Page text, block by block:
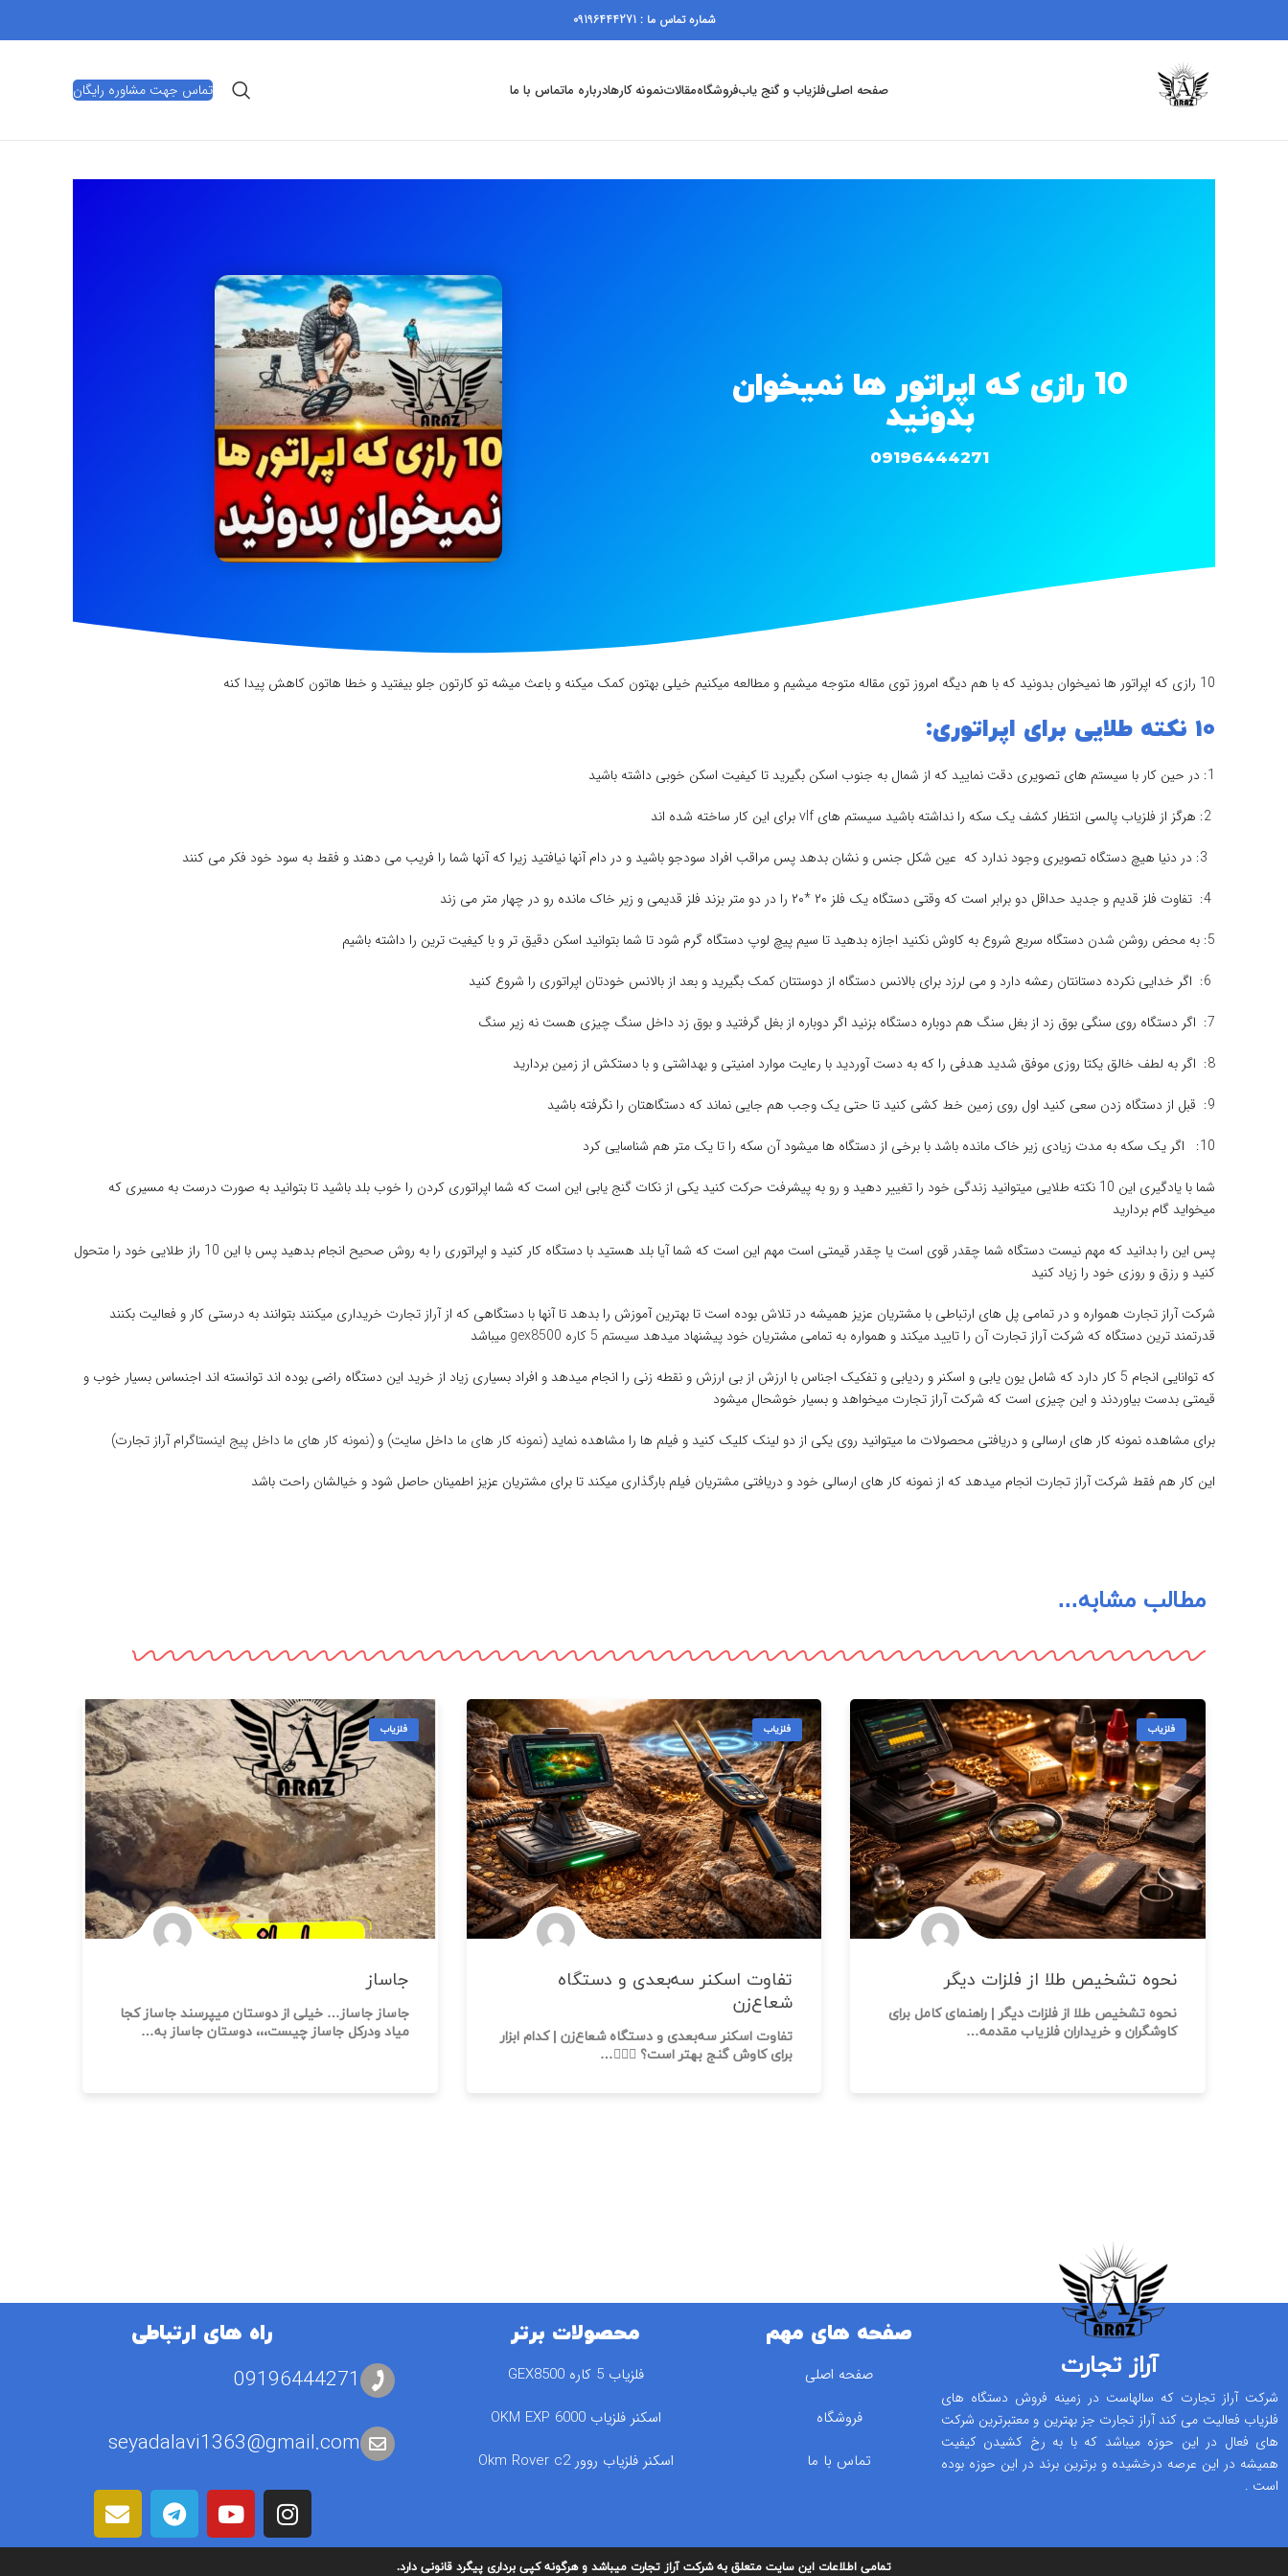
شماره تماس ما : 09196444271
صفحه اصلیفلزیاب و گنج یابفروشگاهمقالاتنمونه کارهادرباره ماتماس با ما تماس جهت مشاوره رایگان
10 رازی که اپراتور ها نمیخوان
بدونید
09196444271
10 رازی که اپراتور ها نمیخوان بدونید که با هم دیگه امروز توی مقاله متوجه میشیم و مطالعه میکنیم خیلی بهتون کمک میکنه و باعث میشه تو کارتون جلو بیفتید و خطا هاتون کاهش پیدا کنه
10 نکته طلایی برای اپراتوری:
1: در حین کار با سیستم های تصویری دقت نمایید که از شمال به جنوب اسکن بگیرید تا کیفیت اسکن خوبی داشته باشید
5: به محض روشن شدن دستگاه سریع شروع به کاوش نکنید اجازه بدهید تا سیم پیچ لوپ دستگاه گرم شود تا شما بتوانید اسکن دقیق تر و با کیفیت ترین را داشته باشیم
7: اگر دستگاه روی سنگی بوق زد از بغل سنگ هم دوباره دستگاه بزنید اگر دوباره از بغل گرفتید و بوق زد داخل سنگ چیزی هست نه زیر سنگ
8: اگر به لطف خالق یکتا روزی موفق شدید هدفی را که به دست آوردید با رعایت موارد امنیتی و بهداشتی و با دستکش از زمین بردارید
9: قبل از دستگاه زدن سعی کنید اول روی زمین خط کشی کنید تا حتی یک وجب هم جایی نماند که دستگاهتان را نگرفته باشید
10: اگر یک سکه به مدت زیادی زیر خاک مانده باشد با برخی از دستگاه ها میشود آن سکه را تا یک متر هم شناسایی کرد
شما با یادگیری این 10 نکته طلایی میتوانید زندگی خود را تغییر دهید و رو به پیشرفت حرکت کنید یکی از نکات گنج یابی این است که شما اپراتوری کردن را خوب بلد باشید تا بتوانید به صورت درست به مسیری که
میخواید گام بردارید
پس این را بدانید که مهم نیست دستگاه شما چقدر قوی است یا چقدر قیمتی است مهم این است که شما آیا بلد هستید با دستگاه کار کنید و اپراتوری را به روش صحیح انجام بدهید پس با این 10 راز طلایی خود را متحول
کنید و رزق و روزی خود را زیاد کنید
شرکت آراز تجارت همواره و در تمامی پل های ارتباطی با مشتریان عزیز همیشه در تلاش بوده است تا بهترین آموزش را بدهد تا آنها با دستگاهی که از آراز تجارت خریداری میکنند بتوانند به درستی کار و فعالیت بکنند
قدرتمند ترین دستگاه که شرکت آراز تجارت آن را تایید میکند و همواره به تمامی مشتریان خود پیشنهاد میدهد سیستم 5 کاره gex8500
میباشد
که توانایی انجام 5 کار دارد که شامل یون یابی و اسکنر و ردیابی و تفکیک اجناس با ارزش از بی ارزش و نقطه زنی را انجام میدهد و افراد بسیاری زیاد از خرید این دستگاه راضی بوده اند توانسته اند اجنساس بسیار خوب و
قیمتی بدست بیاوردند و این چیزی است که شرکت آراز تجارت میخواهد و بسیار خوشحال میشود
برای مشاهده نمونه کار های ارسالی و دریافتی محصولات ما میتوانید روی یکی از دو لینک کلیک کنید و فیلم ها را مشاهده نماید (نمونه کار های ما داخل سایت) و (نمونه کار های ما داخل پیج اینستاگرامآراز تجارت)
این کار هم فقط شرکت آراز تجارت انجام میدهد که از نمونه کار های ارسالی خود و دریافتی مشتریان فیلم بارگذاری میکند تا برای مشتریان عزیز اطمینان حاصل شود و خیالشان راحت باشد
مطالب مشابه...
فلزیاب
نحوه تشخیص طلا از فلزات دیگر
نحوه تشخیص طلا از فلزات دیگر | راهنمای کامل برای
کاوشگران و خریداران فلزیاب مقدمه…
فلزیاب
تفاوت اسکنر سه‌بعدی و دستگاه
شعاع‌زن
تفاوت اسکنر سه‌بعدی و دستگاه شعاع‌زن | کدام ابزار
برای کاوش گنج بهتر است؟ 🕵️‍♂️💎…
فلزیاب
جاساز
جاساز جاساز… خیلی از دوستان میپرسند جاساز کجا
میاد ودرکل جاساز چیست،،، دوستان جاساز به…
آراز تجارت
شرکت آراز تجارت که سالهاست در زمینه فروش دستگاه های
فلزیاب فعالیت می کند آراز تجارت جز بهترین و معتبرترین شرکت
های فعال در این حوزه میباشد که با به رخ کشیدن کیفیت
همیشه در این عرصه درخشیده و برترین برند در این حوزه بوده
است .
صفحه های مهم
صفحه اصلی
فروشگاه
تماس با ما
محصولات برتر
فلزیاب 5 کاره GEX8500
اسکنر فلزیاب 6000 OKM EXP
اسکنر فلزیاب روور Okm Rover c2
راه های ارتباطی
09196444271
seyadalavi1363@gmail.com
تمامی اطلاعات این سایت متعلق به شرکت آراز تجارت میباشد و هرگونه کپی برداری پیگرد قانونی دارد.